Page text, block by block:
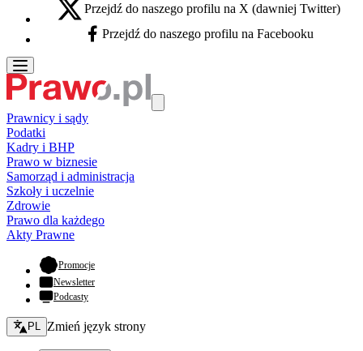
X - otwiera się w nowej karcie
Przejdź do naszego profilu na X (dawniej Twitter)
Facebook - otwiera się w nowej karcie
Przejdź do naszego profilu na Facebooku
Prawnicy i sądy
Podatki
Kadry i BHP
Prawo w biznesie
Samorząd i administracja
Szkoły i uczelnie
Zdrowie
Prawo dla każdego
Akty Prawne
Promocje- otwiera się w nowej karcie
Newsletter
Podcasty
Zmień język - bieżący:
PL Zmień język strony